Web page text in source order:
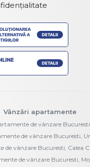
Vânzări apartamente
de vânzare Bucuresti
de vânzare Bucuresti,
de vânzare Bucuresti, Calea
de vânzare Bucuresti,